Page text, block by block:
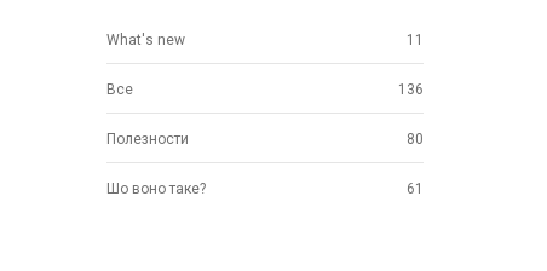
What's new 11
Все 136
Полезности 80
Шо воно таке? 61